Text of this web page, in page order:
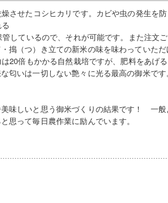
させたコシヒカリです。カビや虫の発生を
しているので、それが可能です。また注文
搗（つ）き立ての新米の味を味わっていただ
20倍もかかる自然栽培ですが、肥料をあげ
匂いは一切しない艶々に光る最高の御米です。
味しいと思う御米づくりの結果です！ 一般
思って毎日農作業に励んでいます。